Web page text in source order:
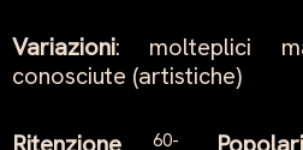
Variazioni: molteplici
conosciute (artistiche)
60-